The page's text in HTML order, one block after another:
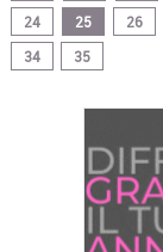
24
25 26
34
35